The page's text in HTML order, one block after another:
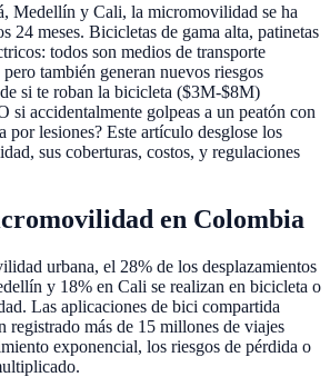
Medellín y Cali, la micromovilidad se ha
24 meses. Bicicletas de gama alta, patinetas
todos son medios de transporte
también generan nuevos riesgos
si te roban la bicicleta ($3M-$8M)
si accidentalmente golpeas a un peatón con
por lesiones? Este artículo desglose los
sus coberturas, costos, y regulaciones
en Colombia
urbana, el 28% de los desplazamientos
y 18% en Cali se realizan en bicicleta o
Las aplicaciones de bici compartida
más de 15 millones de viajes
exponencial, los riesgos de pérdida o